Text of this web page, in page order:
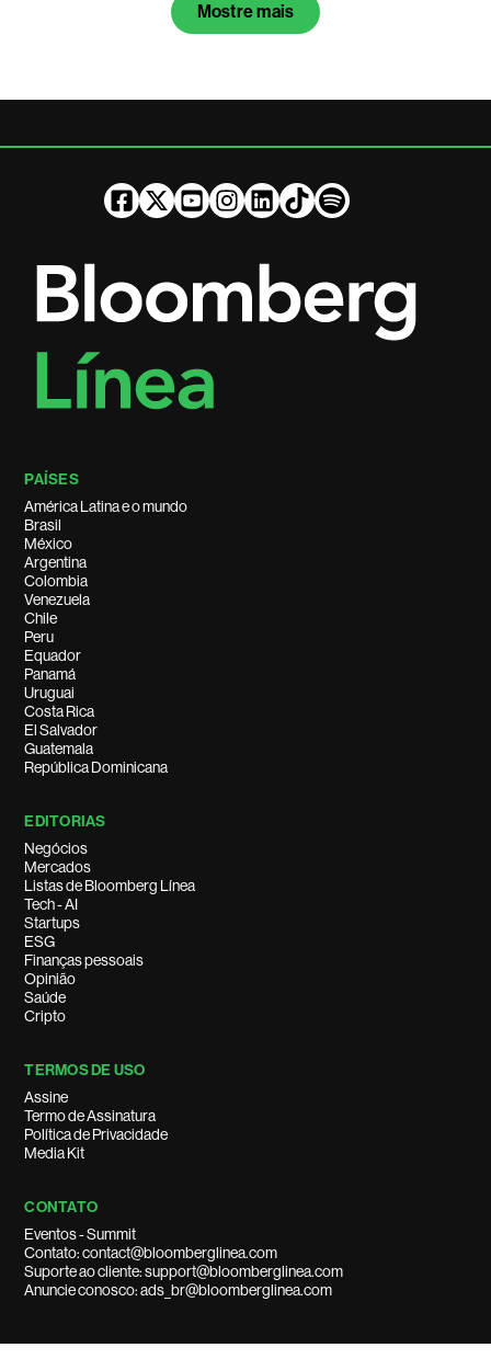
Mostre mais
PAÍSES
América Latina e o mundo
Brasil
México
Argentina
Colombia
Venezuela
Chile
Peru
Equador
Panamá
Uruguai
Costa Rica
El Salvador
Guatemala
República Dominicana
EDITORIAS
Negócios
Mercados
Listas de Bloomberg Línea
Tech - AI
Startups
ESG
Finanças pessoais
Opinião
Saúde
Cripto
TERMOS DE USO
Assine
Termo de Assinatura
Política de Privacidade
Media Kit
CONTATO
Eventos - Summit
Contato: contact@bloomberglinea.com
Suporte ao cliente: support@bloomberglinea.com
Anuncie conosco: ads_br@bloomberglinea.com